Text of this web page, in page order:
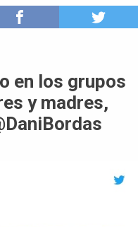
en los grupos
y madres,